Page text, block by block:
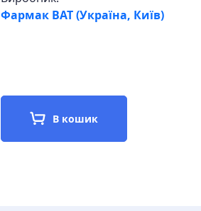
Фармак ВАТ (Україна, Київ)
В кошик